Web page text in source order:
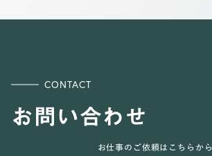
CONTACT
お問い合わせ
お仕事のご依頼はこちらから